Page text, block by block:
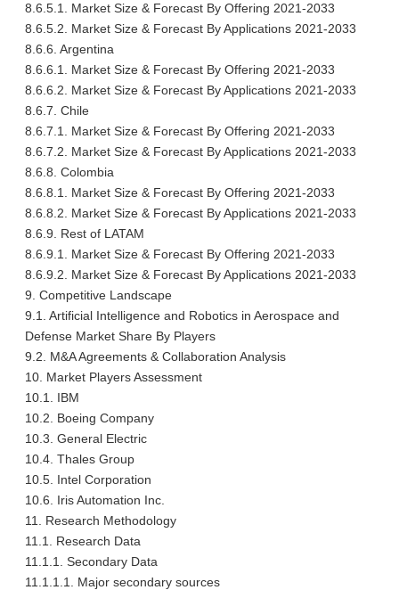
8.6.5.1. Market Size & Forecast By Offering 2021-2033
8.6.5.2. Market Size & Forecast By Applications 2021-2033
8.6.6. Argentina
8.6.6.1. Market Size & Forecast By Offering 2021-2033
8.6.6.2. Market Size & Forecast By Applications 2021-2033
8.6.7. Chile
8.6.7.1. Market Size & Forecast By Offering 2021-2033
8.6.7.2. Market Size & Forecast By Applications 2021-2033
8.6.8. Colombia
8.6.8.1. Market Size & Forecast By Offering 2021-2033
8.6.8.2. Market Size & Forecast By Applications 2021-2033
8.6.9. Rest of LATAM
8.6.9.1. Market Size & Forecast By Offering 2021-2033
8.6.9.2. Market Size & Forecast By Applications 2021-2033
9. Competitive Landscape
9.1. Artificial Intelligence and Robotics in Aerospace and
Defense Market Share By Players
9.2. M&A Agreements & Collaboration Analysis
10. Market Players Assessment
10.1. IBM
10.2. Boeing Company
10.3. General Electric
10.4. Thales Group
10.5. Intel Corporation
10.6. Iris Automation Inc.
11. Research Methodology
11.1. Research Data
11.1.1. Secondary Data
11.1.1.1. Major secondary sources